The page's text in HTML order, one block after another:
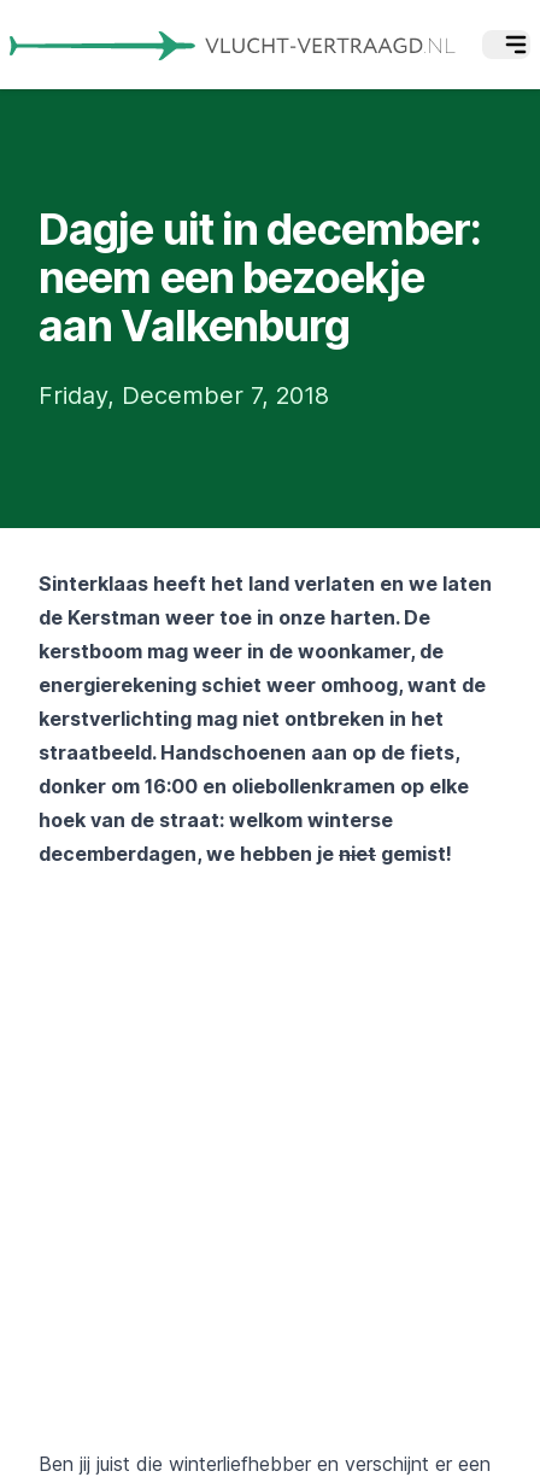
Dagje uit in december:
neem een bezoekje
aan Valkenburg
Friday, December 7, 2018
Sinterklaas heeft het land verlaten en we laten
de Kerstman weer toe in onze harten. De
kerstboom mag weer in de woonkamer, de
energierekening schiet weer omhoog, want de
kerstverlichting mag niet ontbreken in het
straatbeeld. Handschoenen aan op de fiets,
donker om 16:00 en oliebollenkramen op elke
hoek van de straat: welkom winterse
decemberdagen, we hebben je niet gemist!
Ben jij juist die winterliefhebber en verschijnt er een